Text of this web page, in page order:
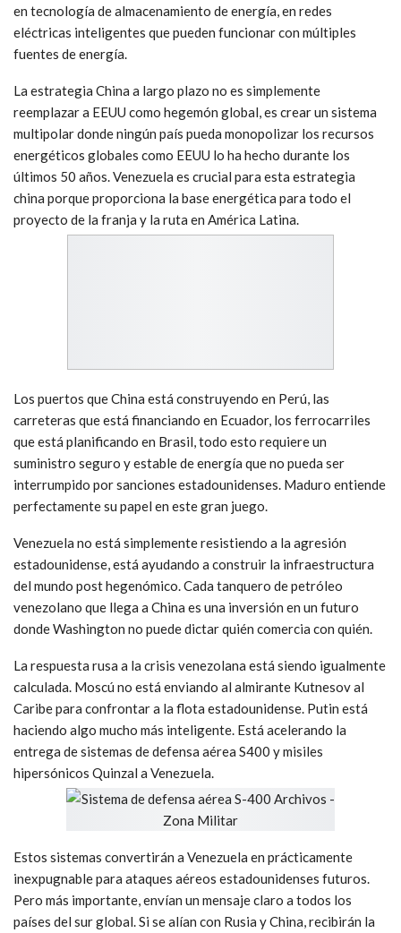
en tecnología de almacenamiento de energía, en redes
eléctricas inteligentes que pueden funcionar con múltiples
fuentes de energía.
La estrategia China a largo plazo no es simplemente
reemplazar a EEUU como hegemón global, es crear un sistema
multipolar donde ningún país pueda monopolizar los recursos
energéticos globales como EEUU lo ha hecho durante los
últimos 50 años. Venezuela es crucial para esta estrategia
china porque proporciona la base energética para todo el
proyecto de la franja y la ruta en América Latina.
Los puertos que China está construyendo en Perú, las
carreteras que está financiando en Ecuador, los ferrocarriles
que está planificando en Brasil, todo esto requiere un
suministro seguro y estable de energía que no pueda ser
interrumpido por sanciones estadounidenses. Maduro entiende
perfectamente su papel en este gran juego.
Venezuela no está simplemente resistiendo a la agresión
estadounidense, está ayudando a construir la infraestructura
del mundo post hegenómico. Cada tanquero de petróleo
venezolano que llega a China es una inversión en un futuro
donde Washington no puede dictar quién comercia con quién.
La respuesta rusa a la crisis venezolana está siendo igualmente
calculada. Moscú no está enviando al almirante Kutnesov al
Caribe para confrontar a la flota estadounidense. Putin está
haciendo algo mucho más inteligente. Está acelerando la
entrega de sistemas de defensa aérea S400 y misiles
hipersónicos Quinzal a Venezuela.
Estos sistemas convertirán a Venezuela en prácticamente
inexpugnable para ataques aéreos estadounidenses futuros.
Pero más importante, envían un mensaje claro a todos los
países del sur global. Si se alían con Rusia y China, recibirán la